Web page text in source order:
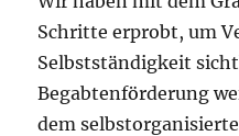
Schritte erprobt, um
Selbstständigkeit
Begabtenförderung
dem